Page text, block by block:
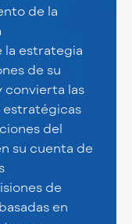
de la
la estrategia
de su
convierta las
estratégicas
del
su cuenta de
de
en